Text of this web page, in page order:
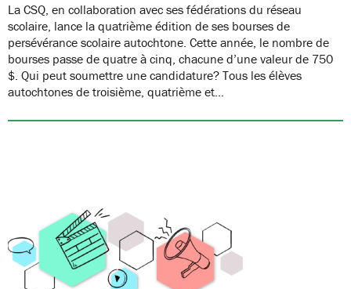
La CSQ, en collaboration avec ses fédérations du réseau
scolaire, lance la quatrième édition de ses bourses de
persévérance scolaire autochtone. Cette année, le nombre de
bourses passe de quatre à cinq, chacune d’une valeur de 750
$. Qui peut soumettre une candidature? Tous les élèves
autochtones de troisième, quatrième et…